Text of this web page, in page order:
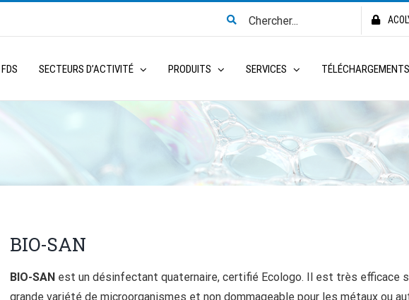
for:
Search
FDS SECTEURS D’ACTIVITÉ PRODUITS SERVICES TÉLÉCHARGEMENTS
BIO-SAN
BIO-SANest un désinfectant quaternaire, certifié Ecologo. Il est très efficace
grande variété de microorganismes et non dommageable pour les métaux ou